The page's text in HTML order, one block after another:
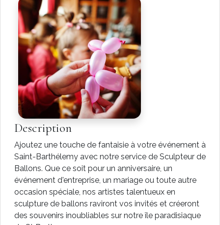
Description
Ajoutez une touche de fantaisie à votre événement à
Saint-Barthélemy avec notre service de Sculpteur de
Ballons. Que ce soit pour un anniversaire, un
événement d'entreprise, un mariage ou toute autre
occasion spéciale, nos artistes talentueux en
sculpture de ballons raviront vos invités et créeront
des souvenirs inoubliables sur notre île paradisiaque